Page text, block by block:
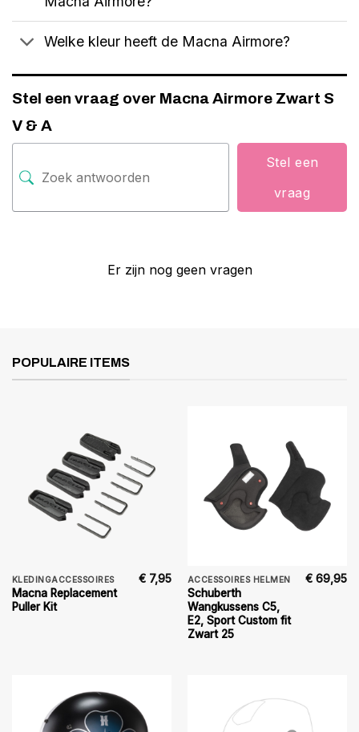
Welke kleur heeft de Macna Airmore?
Stel een vraag over Macna Airmore Zwart S
V & A
Stel een
vraag
Er zijn nog geen vragen
POPULAIRE ITEMS
KLEDINGACCESSOIRES
Macna Replacement
Puller Kit
€ 7,95 ACCESSOIRES HELMEN
Schuberth
Wangkussens C5,
E2, Sport Custom fit
Zwart 25
€ 69,95